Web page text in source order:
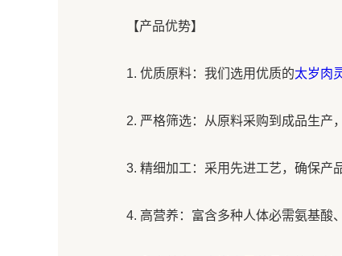
【产品优势】
1. 优质原料：我们选用优质的太岁肉
2. 严格筛选：从原料采购到成品生产
3. 精细加工：采用先进工艺，确保产
4. 高营养：富含多种人体必需氨基酸